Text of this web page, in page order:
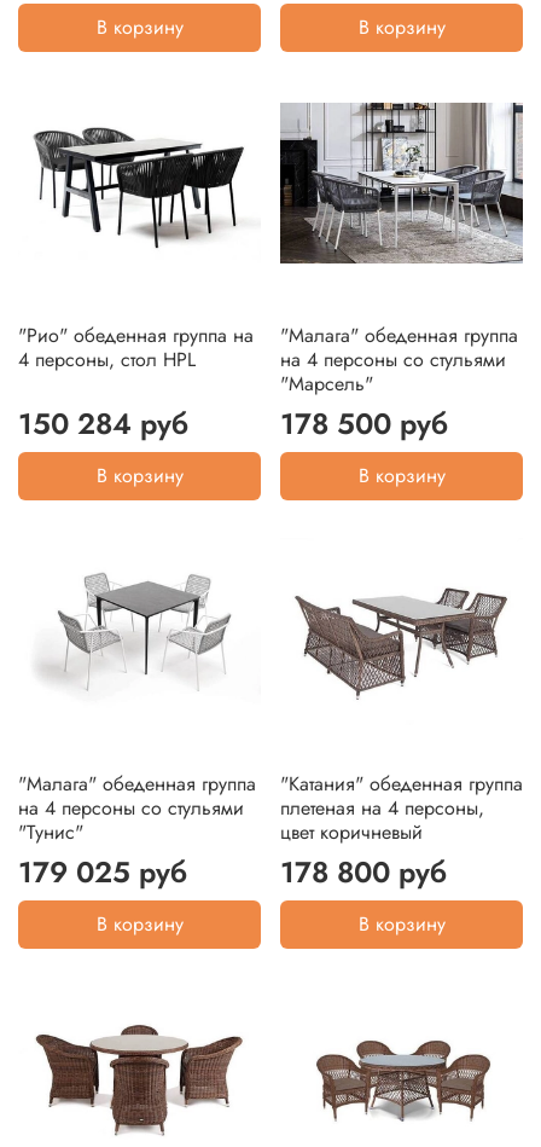
В корзину В корзину
"Рио" обеденная группа на
4 персоны, стол HPL
150 284 руб
В корзину
"Малага" обеденная группа
на 4 персоны со стульями
"Марсель"
178 500 руб
В корзину
"Малага" обеденная группа
на 4 персоны со стульями
"Тунис"
179 025 руб
В корзину
"Катания" обеденная группа
плетеная на 4 персоны,
цвет коричневый
178 800 руб
В корзину